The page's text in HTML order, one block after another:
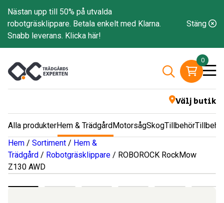
Nästan upp till 50% på utvalda
robotgräsklippare. Betala enkelt med Klarna.
Snabb leverans. Klicka här!
Stäng
0
Välj butik
Alla produkterHem & TrädgårdMotorsågSkogTillbehör
Hem / Sortiment / Hem &
Trädgård / Robotgräsklippare / ROBOROCK RockMow
Z130 AWD